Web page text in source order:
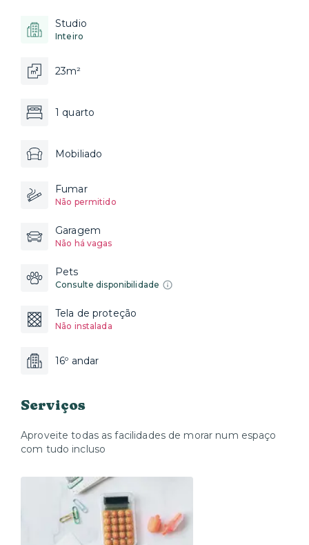
Studio
Inteiro
23m²
1 quarto
Mobiliado
Fumar
Não permitido
Garagem
Não há vagas
Pets
Consulte disponibilidade
Tela de proteção
Não instalada
16º andar
Serviços
Aproveite todas as facilidades de morar num espaço
com tudo incluso